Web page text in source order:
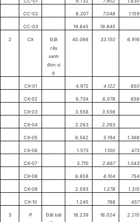
CC-02 8.207 7.048 1.159
CC-03 19.845 19.845
2 CX
Đất
cây
xanh
đơn vị
ở
40.066 33.150 6.916
CX-01 4.972 4.122 850
CX-02 6.734 6.078 656
CX-03 3.556 3.556
CX-04 2.263 2.263
CX-05 6.562 5.194 1.368
CX-06 1.573 1.100 473
CX-07 3.710 2.667 1.043
CX-08 6.858 6.104 754
CX-09 2.593 1.278 1.315
CX-10 1.245 788 457
3 P
Đất bãi
18.239 16.024 2.215